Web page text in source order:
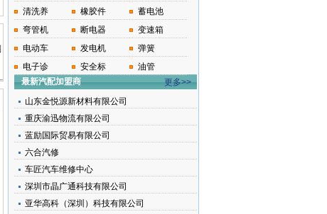
清洗养
橡胶件
蓄电池
弯管机
断电器
变速箱
电动车
发电机
弹簧
电子诊
安全标
油管
最新汽配加盟商
更多>>
山东金悦源新材料有限公司
重庆渝迅物流有限公司
蓝励国际贸易有限公司
六合汽修
车匠汽车维修中心
深圳市晶广通科技有限公司
亚华高科（深圳）科技有限公司